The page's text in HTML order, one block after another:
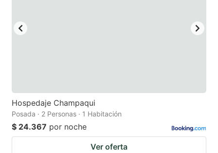
Hospedaje Champaqui
Posada · 2 Personas · 1 Habitación
$ 24.367 por noche
Ver oferta